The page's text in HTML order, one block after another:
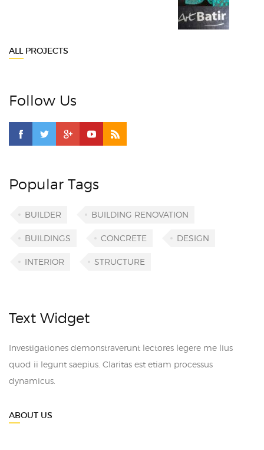
ALL PROJECTS
Follow Us
Popular Tags
BUILDER BUILDING RENOVATION
BUILDINGS CONCRETE DESIGN
INTERIOR STRUCTURE
Text Widget
Investigationes demonstraverunt lectores legere me lius
quod ii legunt saepius. Claritas est etiam processus
dynamicus.
ABOUT US